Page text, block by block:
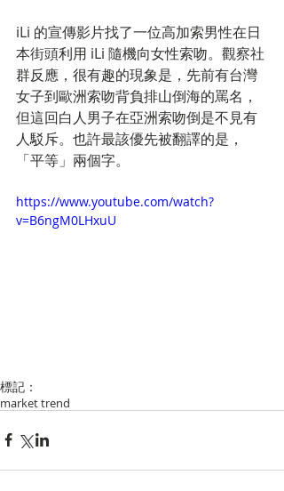
iLi 的宣傳影片找了一位高加索男性在日
本街頭利用 iLi 隨機向女性索吻。觀察社
群反應，很有趣的現象是，先前有台灣
女子到歐洲索吻背負排山倒海的罵名，
但這回白人男子在亞洲索吻倒是不見有
人駁斥。也許最該優先被翻譯的是，
「平等」兩個字。
https://www.youtube.com/watch?
v=B6ngM0LHxuU
標記：
market trend